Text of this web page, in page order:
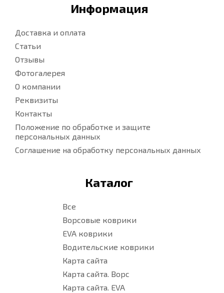
Информация
Доставка и оплата
Статьи
Отзывы
Фотогалерея
О компании
Реквизиты
Контакты
Положение по обработке и защите
персональных данных
Соглашение на обработку персональных данных
Каталог
Все
Ворсовые коврики
EVA коврики
Водительские коврики
Карта сайта
Карта сайта. Ворс
Карта сайта. EVA